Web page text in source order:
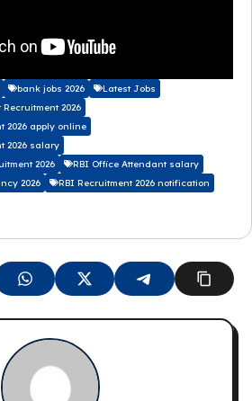
bank jobs 2026
Latest Jobs
2026
2026 apply online
2026 salary
2026
RBI Office Attendant salary
2026
RBI Recruitment 2026 notification